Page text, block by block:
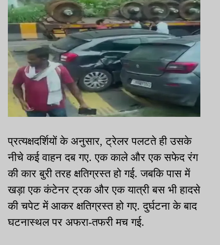
प्रत्यक्षदर्शियों के अनुसार, ट्रेलर पलटते ही उसके
नीचे कई वाहन दब गए. एक काले और एक सफेद रंग
की कार बुरी तरह क्षतिग्रस्त हो गई. जबकि पास में
खड़ा एक कंटेनर ट्रक और एक यात्री बस भी हादसे
की चपेट में आकर क्षतिग्रस्त हो गए. दुर्घटना के बाद
घटनास्थल पर अफरा-तफरी मच गई.